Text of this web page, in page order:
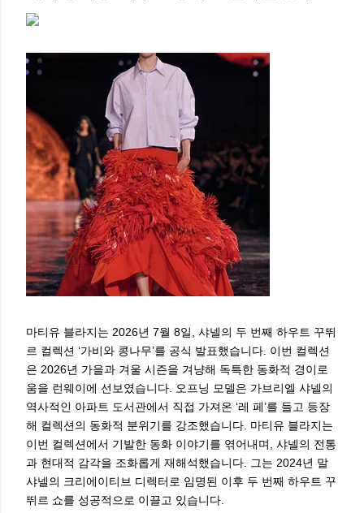
마티유 블라지는 2026년 7월 8일, 샤넬의 두 번째 하우트 꾸뛰
르 컬렉션 ‘가비와 콩나무’를 공식 발표했습니다. 이번 컬렉션
은 2026년 가을과 겨울 시즌을 겨냥해 독특한 동화적 경이로
움을 런웨이에 선보였습니다. 오프닝 모델은 가브리엘 샤넬의
역사적인 아파트 도서관에서 직접 가져온 ‘레 페’를 들고 등장
해 컬렉션의 동화적 분위기를 강조했습니다. 마티유 블라지는
이번 컬렉션에서 기발한 동화 이야기를 엮어내며, 샤넬의 전통
과 현대적 감각을 조화롭게 재해석했습니다. 그는 2024년 말
샤넬의 크리에이티브 디렉터로 임명된 이후 두 번째 하우트 꾸
뛰르 쇼를 성공적으로 이끌고 있습니다.